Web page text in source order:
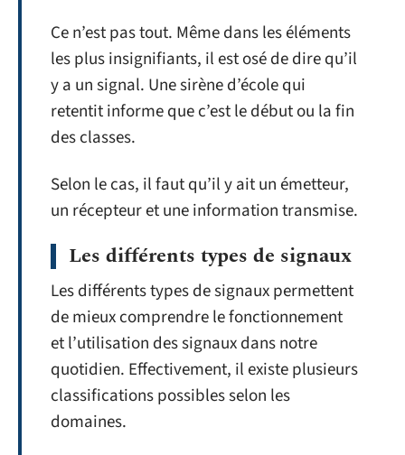
Ce n’est pas tout. Même dans les éléments
les plus insignifiants, il est osé de dire qu’il
y a un signal. Une sirène d’école qui
retentit informe que c’est le début ou la fin
des classes.
Selon le cas, il faut qu’il y ait un émetteur,
un récepteur et une information transmise.
Les différents types de signaux
Les différents types de signaux permettent
de mieux comprendre le fonctionnement
et l’utilisation des signaux dans notre
quotidien. Effectivement, il existe plusieurs
classifications possibles selon les
domaines.